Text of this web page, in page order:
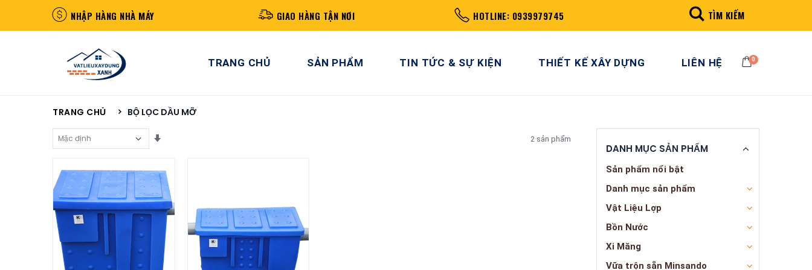
NHẬP HÀNG NHÀ MÁY GIAO HÀNG TẬN NƠI HOTLINE: 0939979745 TÌM KIẾM
TRANG CHỦ SẢN PHẨM TIN TỨC & SỰ KIỆN THIẾT KẾ XÂY DỰNG LIÊN HỆ 0
TRANG CHỦ BỘ LỌC DẦU MỠ
Sắp Xếp Theo 2 sản phẩm
DANH MỤC SẢN PHẨM
Sản phẩm nổi bật
Danh mục sản phẩm
Vật Liệu Lợp
Bồn Nước
Xi Măng
Vữa trộn sẵn Minsando